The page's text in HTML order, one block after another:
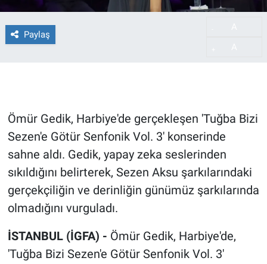
Paylaş
Ömür Gedik, Harbiye'de gerçekleşen 'Tuğba Bizi
Sezen'e Götür Senfonik Vol. 3' konserinde
sahne aldı. Gedik, yapay zeka seslerinden
sıkıldığını belirterek, Sezen Aksu şarkılarındaki
gerçekçiliğin ve derinliğin günümüz şarkılarında
olmadığını vurguladı.
İSTANBUL (İGFA) - Ömür Gedik, Harbiye'de,
'Tuğba Bizi Sezen'e Götür Senfonik Vol. 3'